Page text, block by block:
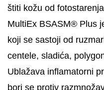
štiti kožu od
MultiEx BSASM® Plus
koji se sastoji od
centele, sladića,
Ublažava inflamatorni
bori se protiv